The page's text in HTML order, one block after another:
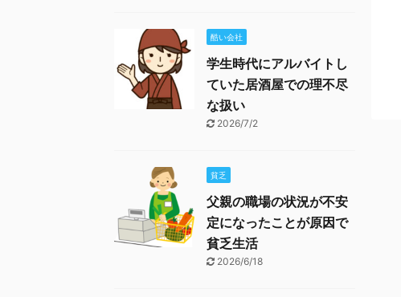
酷い会社
学生時代にアルバイトし
ていた居酒屋での理不尽
な扱い
2026/7/2
貧乏
父親の職場の状況が不安
定になったことが原因で
貧乏生活
2026/6/18